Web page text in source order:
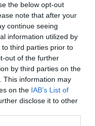
the below opt-out
note that after your
continue seeing
information utilized by
third parties prior to
out of the further
by third parties on the
This information may
on the IAB’s List of
disclose it to other
louka, střety zájmů
pronájmy: Dubnové
zastupitelstvo pohledem
Václava Dvořáka
Příbramsku nabízí